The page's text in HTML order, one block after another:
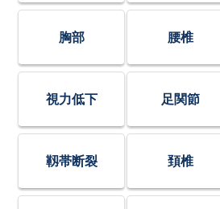
胸部 腰椎
視力低下 足関節
靱帯断裂 頚椎